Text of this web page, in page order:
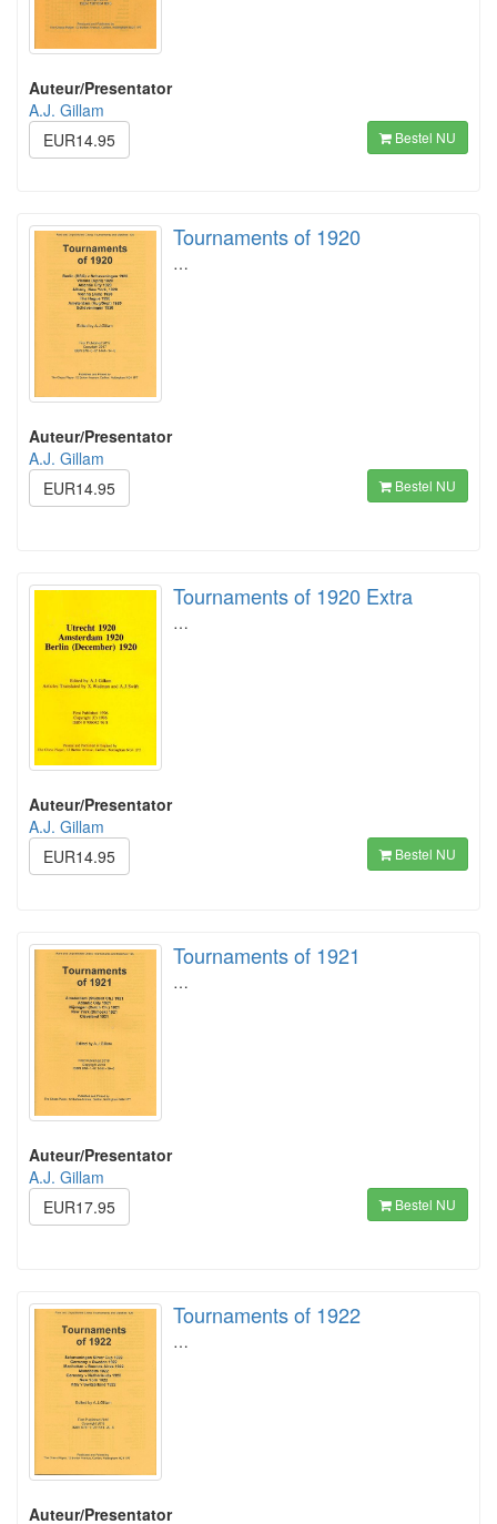
Auteur/Presentator
A.J. Gillam
EUR14.95
Bestel NU
Tournaments of 1920
…
Auteur/Presentator
A.J. Gillam
EUR14.95
Bestel NU
Tournaments of 1920 Extra
…
Auteur/Presentator
A.J. Gillam
EUR14.95
Bestel NU
Tournaments of 1921
…
Auteur/Presentator
A.J. Gillam
EUR17.95
Bestel NU
Tournaments of 1922
…
Auteur/Presentator